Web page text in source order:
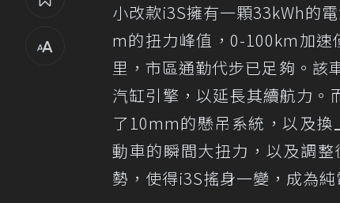
小改款i3S擁有一顆33kWh的
m的扭力峰值，0-100km加
里，市區通勤代步已足夠。該
汽缸引擎，以延長其續航力。
了10mm的懸吊系統，以及
動車的瞬間大扭力，以及調
勢，使得i3S搖身一變，成為純